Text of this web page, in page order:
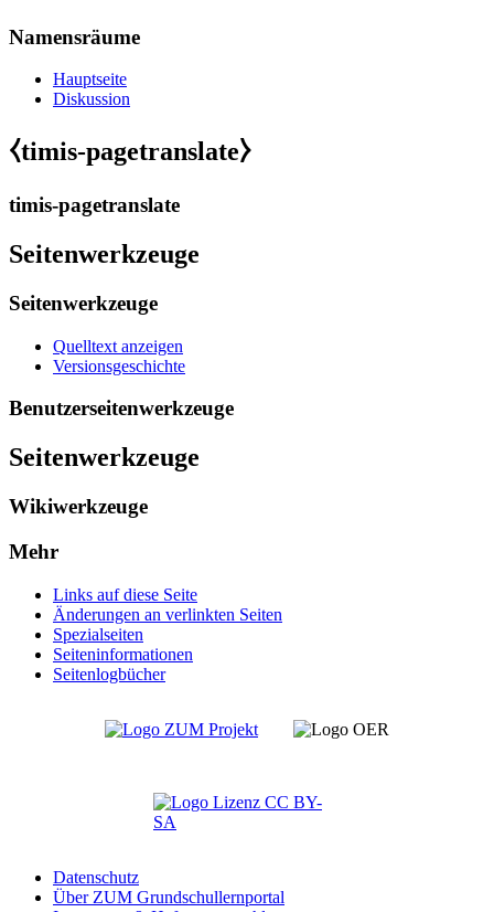
Namensräume
Hauptseite
Diskussion
⧼timis-pagetranslate⧽
timis-pagetranslate
Seitenwerkzeuge
Seitenwerkzeuge
Quelltext anzeigen
Versionsgeschichte
Benutzerseitenwerkzeuge
Seitenwerkzeuge
Wikiwerkzeuge
Mehr
Links auf diese Seite
Änderungen an verlinkten Seiten
Spezialseiten
Seiten­­informationen
Seitenlogbücher
Datenschutz
Über ZUM Grundschullernportal